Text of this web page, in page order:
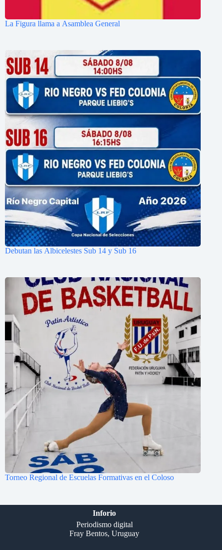
La Figura llama a Asamblea General
Debutan las Albicelestes Sub 14 y Sub 16
Torneo Regional de Escuelas Formativas en el Coloso
Inforio
Periodismo digital
Fray Bentos, Uruguay